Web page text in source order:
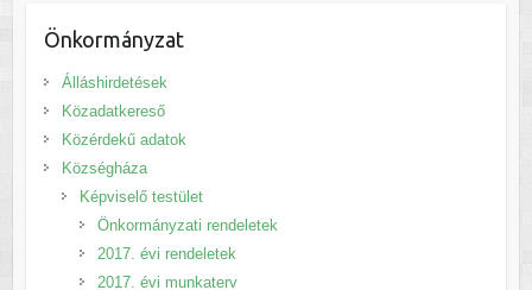
Önkormányzat
Álláshirdetések
Közadatkereső
Közérdekű adatok
Községháza
Képviselő testület
Önkormányzati rendeletek
2017. évi rendeletek
2017. évi munkaterv